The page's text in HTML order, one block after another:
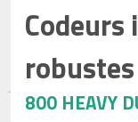
robustes
800 HEAVY